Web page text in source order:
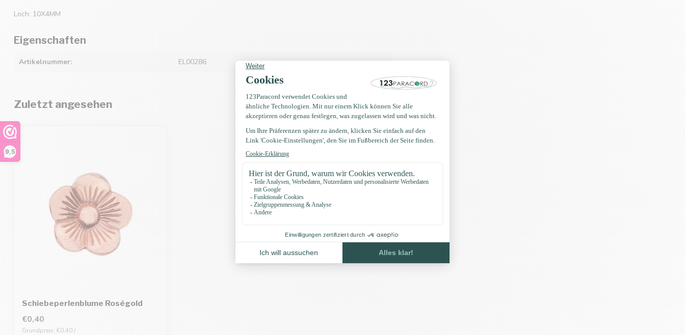
9,5
Loch: 10X4MM
Eigenschaften
Artikelnummer: EL00286
Zuletzt angesehen
Schiebeperlenblume Roségold
€0,40
Grundpreis: €0,40 /